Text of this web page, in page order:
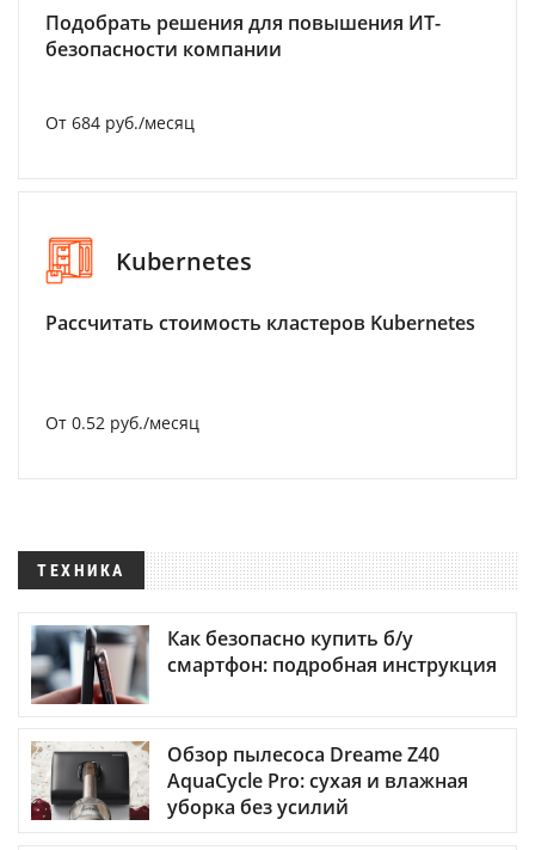
Подобрать решения для повышения ИТ-
безопасности компании
От 684 руб./месяц
Kubernetes
Рассчитать стоимость кластеров Kubernetes
От 0.52 руб./месяц
ТЕХНИКА
Как безопасно купить б/у
смартфон: подробная инструкция
Обзор пылесоса Dreame Z40
AquaCycle Pro: сухая и влажная
уборка без усилий